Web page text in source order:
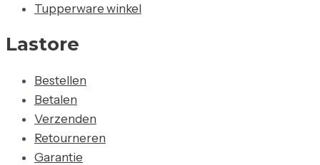
Tupperware winkel
Lastore
Bestellen
Betalen
Verzenden
Retourneren
Garantie